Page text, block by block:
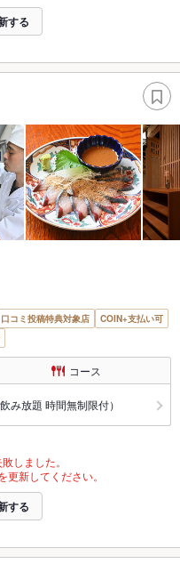
する
口コミ投稿特典対象店
COIN+支払い可
コース
放題 時間無制限付）
しました。
新してください。
する